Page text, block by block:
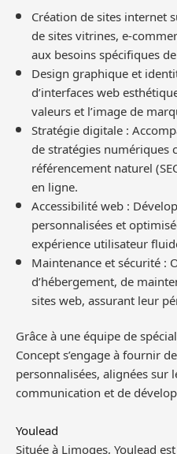
Création de sites internet
de sites vitrines, e-
aux besoins spécifiques
Design graphique et
d’interfaces web
valeurs et l’image de
Stratégie digitale :
de stratégies numériques
référencement naturel
en ligne.
Accessibilité web :
personnalisées et
expérience utilisateur
Maintenance et sécurité :
d’hébergement, de
sites web, assurant leur
Grâce à une équipe de
Concept s’engage à fournir
personnalisées, alignées sur
communication et de
Youlead
Située à Limoges, Youlead